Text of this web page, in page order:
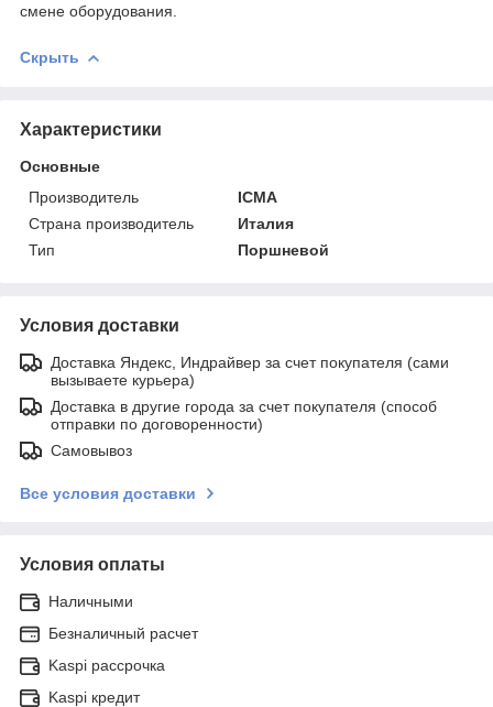
смене оборудования.
Скрыть
Характеристики
Основные
Производитель
ICMA
Страна производитель
Италия
Тип
Поршневой
Условия доставки
Доставка Яндекс, Индрайвер за счет покупателя (сами
вызываете курьера)
Доставка в другие города за счет покупателя (способ
отправки по договоренности)
Самовывоз
Все условия доставки
Условия оплаты
Наличными
Безналичный расчет
Kaspi рассрочка
Kaspi кредит